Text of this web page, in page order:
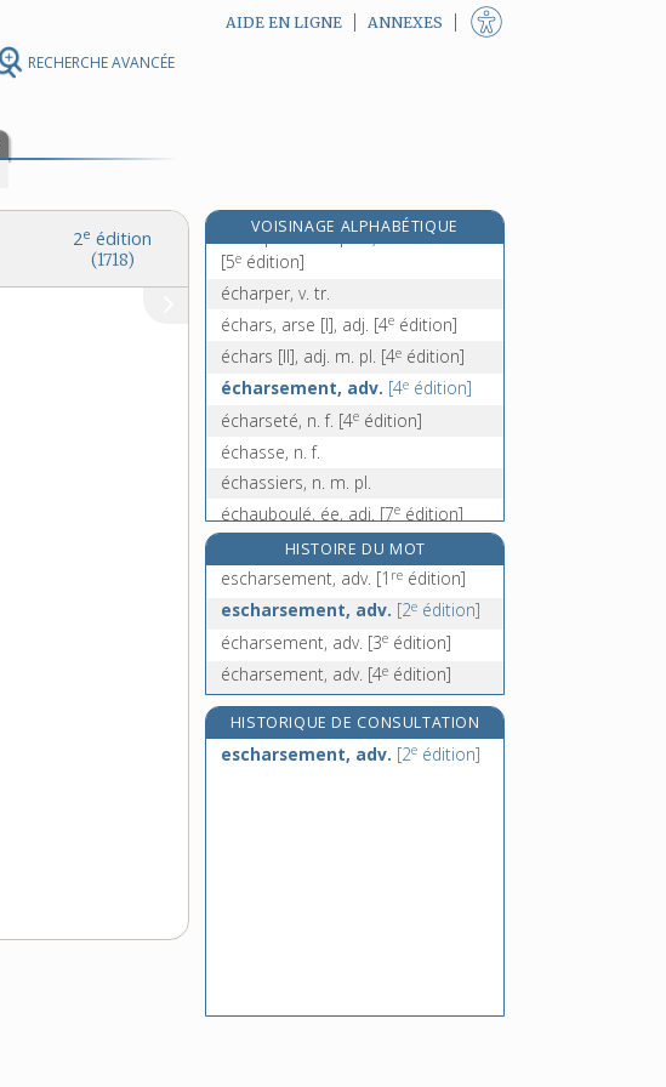
RECHERCHE AVANCÉE
AIDE EN LIGNE ANNEXES
2e édition
(1718)
VOISINAGE ALPHABÉTIQUE
écharpe, n. f.
écharpe municipale, n. f.
[5e édition]
écharper, v. tr.
échars, arse [I], adj. [4e édition]
échars [II], adj. m. pl. [4e édition]
écharsement, adv. [4e édition]
écharseté, n. f. [4e édition]
échasse, n. f.
échassiers, n. m. pl.
échauboulé, ée, adj. [7e édition]
échauboulure, n. f.[7e édition]
échaudage, n. m.
échaudé, n. m.
échauder, v. tr.
échaudoir, n. m.
HISTOIRE DU MOT
escharsement, adv. [1 re édition]
escharsement, adv. [2e édition]
écharsement, adv. [3e édition]
écharsement, adv. [4e édition]
HISTORIQUE DE CONSULTATION
escharsement, adv. [2e édition]